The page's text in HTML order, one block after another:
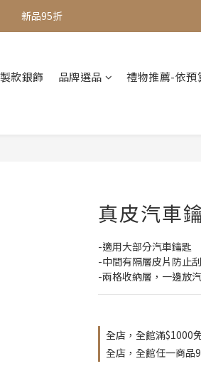
全館滿$1000即享免運
新品95折
款銀飾 品牌選品
禮物推薦-依預
真皮汽車
-適用大部分汽車鑰匙
-中間有隔層皮片防止
-兩格收納層，一邊放
全店，全館滿$1000
全店，全館任一商品